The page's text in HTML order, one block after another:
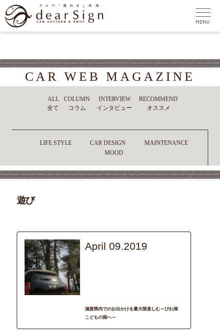
CAR WEB MAGAZINE
ALL
全て
COLUMN
コラム
INTERVIEW
インタビュー
RECOMMEND
オススメ
LIFE STYLE CAR DESIGN
MAINTENANCE
MOOD
遊び
April 09.2019
滋賀県内でのお出かけを最大限楽しむ～びわ湖
こどもの国へ～